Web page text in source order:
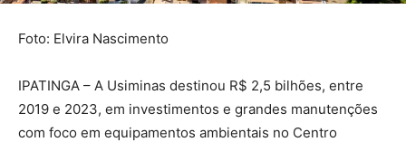
Foto: Elvira Nascimento
IPATINGA – A Usiminas destinou R$ 2,5 bilhões, entre
2019 e 2023, em investimentos e grandes manutenções
com foco em equipamentos ambientais no Centro